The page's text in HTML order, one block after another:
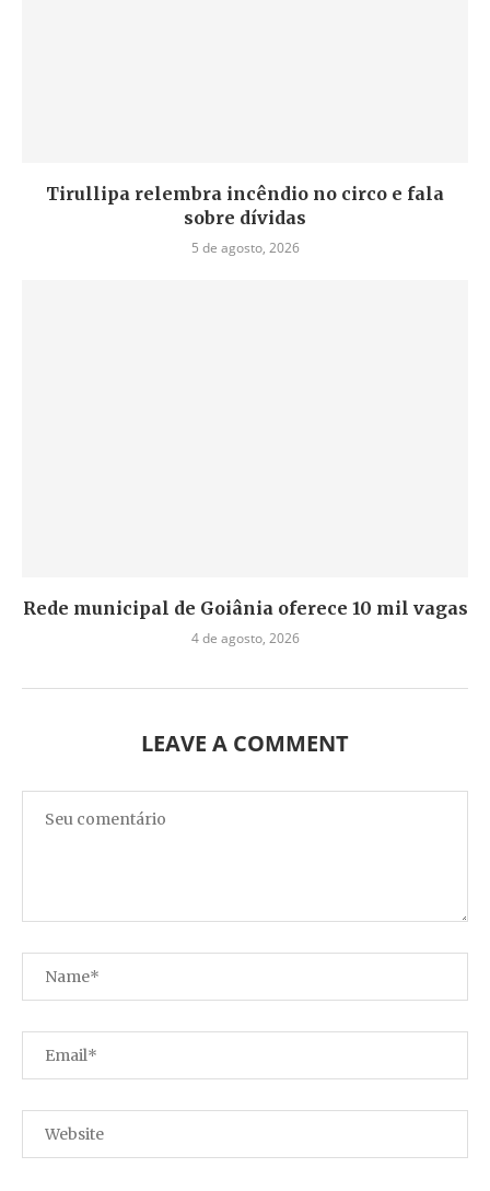
Tirullipa relembra incêndio no circo e fala
sobre dívidas
5 de agosto, 2026
Rede municipal de Goiânia oferece 10 mil vagas
4 de agosto, 2026
LEAVE A COMMENT